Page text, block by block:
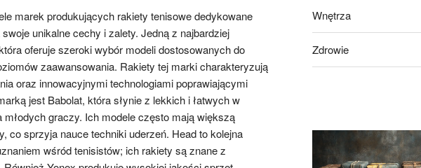
marek produkujących rakiety tenisowe dedykowane
unikalne cechy i zalety. Jedną z najbardziej
oferuje szeroki wybór modeli dostosowanych do
zaawansowania. Rakiety tej marki charakteryzują
oraz innowacyjnymi technologiami poprawiającymi
jest Babolat, która słynie z lekkich i łatwych w
młodych graczy. Ich modele często mają większą
co sprzyja nauce techniki uderzeń. Head to kolejna
wśród tenisistów; ich rakiety są znane z
Wnętrza
Zdrowie